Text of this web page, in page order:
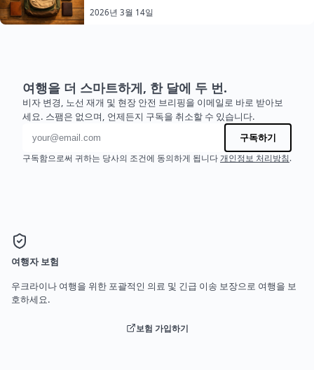
2026년 3월 14일
여행을 더 스마트하게, 한 달에 두 번.
비자 변경, 노선 재개 및 현장 안전 브리핑을 이메일로 바로 받아보
세요. 스팸은 없으며, 언제든지 구독을 취소할 수 있습니다.
이메일 주소
구독하기
구독함으로써 귀하는 당사의 조건에 동의하게 됩니다 개인정보 처리방침.
여행자 보험
우크라이나 여행을 위한 포괄적인 의료 및 긴급 이송 보장으로 여행을 보
호하세요.
보험 가입하기